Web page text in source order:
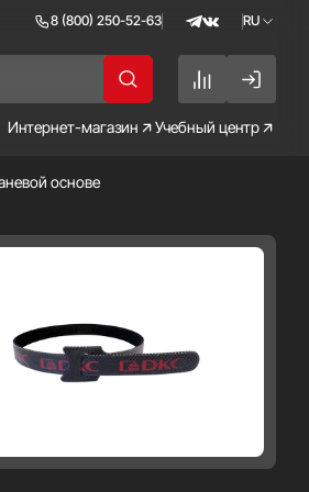
8 (800) 250-52-63 RU
RU
EN
Интернет-магазин Учебный центр
основе